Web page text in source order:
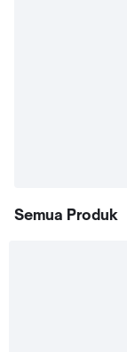
Semua Produk